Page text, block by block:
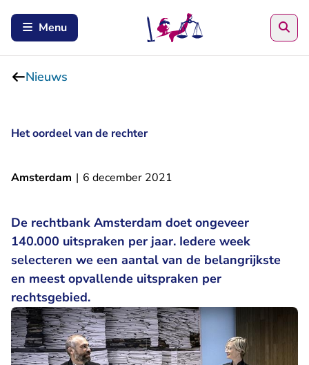
Menu
Nieuws
Het oordeel van de rechter
Amsterdam | 6 december 2021
De rechtbank Amsterdam doet ongeveer
140.000 uitspraken per jaar. Iedere week
selecteren we een aantal van de belangrijkste
en meest opvallende uitspraken per
rechtsgebied.